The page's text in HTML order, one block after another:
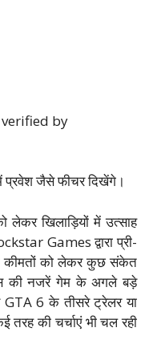
by
में प्रवेश जैसे फीचर दिखेंगे।
लेकर खिलाड़ियों में उत्साह
Games द्वारा प्री-
कीमतों को लेकर कुछ संकेत
की नजरें गेम के अगले बड़े
GTA 6 के तीसरे ट्रेलर या
तरह की चर्चाएं भी चल रही